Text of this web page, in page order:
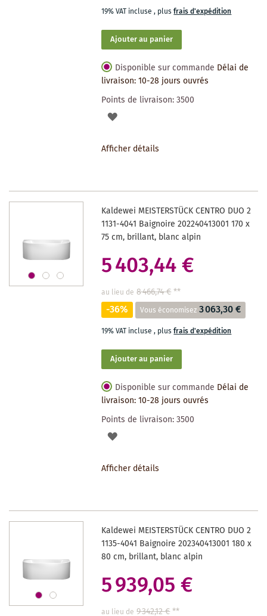
19% VAT incluse, plusfrais d'expédition
Ajouter au panier
Disponible sur commande Délai de
livraison: 10-28 jours ouvrés
Points de livraison:3500
AJOUTER
SOUHAITS
Afficher détails
Kaldewei MEISTERSTÜCK CENTRO DUO 2
1131-4041 Baignoire 202240413001 170 x
75 cm, brillant, blanc alpin
5 403,44 €
au lieu de 8 466,74 €**
-36% Vous économisez 3 063,30 €
19% VAT incluse, plusfrais d'expédition
Ajouter au panier
Disponible sur commande Délai de
livraison: 10-28 jours ouvrés
Points de livraison:3500
AJOUTER
SOUHAITS
Afficher détails
Kaldewei MEISTERSTÜCK CENTRO DUO 2
1135-4041 Baignoire 202340413001 180 x
80 cm, brillant, blanc alpin
5 939,05 €
au lieu de 9 342,12 €**